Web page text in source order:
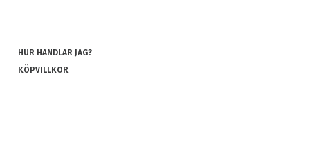
HUR HANDLAR JAG?
KÖPVILLKOR